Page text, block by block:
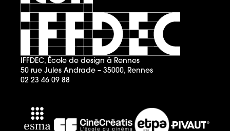
IFFDEC, École de design à Rennes
50 rue Jules Andrade – 35000, Rennes
02 23 46 09 88